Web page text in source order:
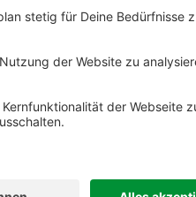
benötigst
Dir gerne weiter!